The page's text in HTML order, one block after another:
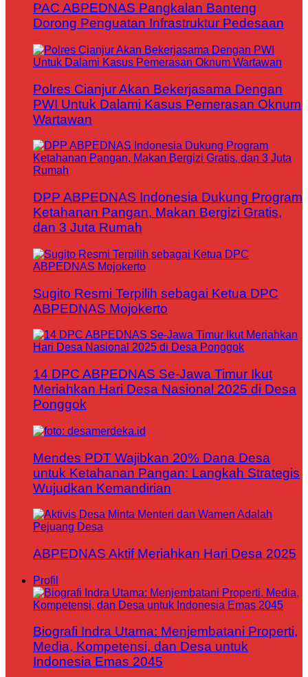
PAC ABPEDNAS Pangkalan Banteng
Dorong Penguatan Infrastruktur Pedesaan
Polres Cianjur Akan Bekerjasama Dengan
PWI Untuk Dalami Kasus Pemerasan Oknum
Wartawan
DPP ABPEDNAS Indonesia Dukung Program
Ketahanan Pangan, Makan Bergizi Gratis,
dan 3 Juta Rumah
Sugito Resmi Terpilih sebagai Ketua DPC
ABPEDNAS Mojokerto
14 DPC ABPEDNAS Se-Jawa Timur Ikut
Meriahkan Hari Desa Nasional 2025 di Desa
Ponggok
Mendes PDT Wajibkan 20% Dana Desa
untuk Ketahanan Pangan: Langkah Strategis
Wujudkan Kemandirian
ABPEDNAS Aktif Meriahkan Hari Desa 2025
Profil
Biografi Indra Utama: Menjembatani Properti,
Media, Kompetensi, dan Desa untuk
Indonesia Emas 2045